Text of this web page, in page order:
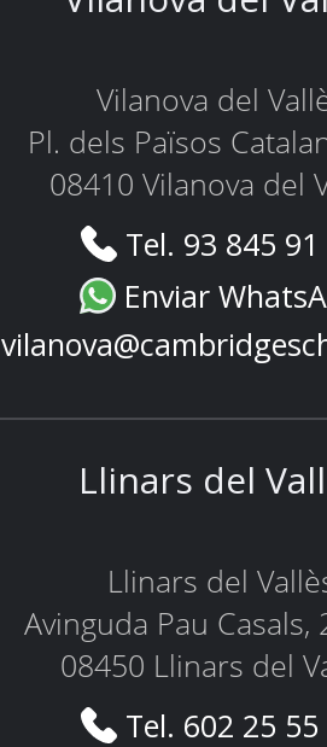
Vilanova del
Pl. dels Països
08410 Vilanova del
Tel. 93 845
Enviar
Llinars del
Llinars del
Avinguda Pau Casals,
08450 Llinars del
Tel. 602 25